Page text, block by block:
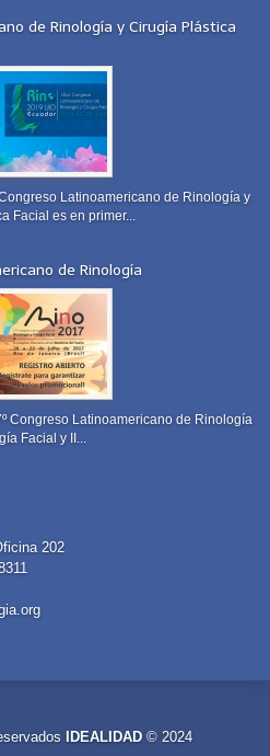
de Rinología y Cirugía Plástica
Latinoamericano de Rinología y
Facial es en primer...
de Rinología
Congreso Latinoamericano de Rinología
Facial y II...
202
IDEALIDAD © 2024